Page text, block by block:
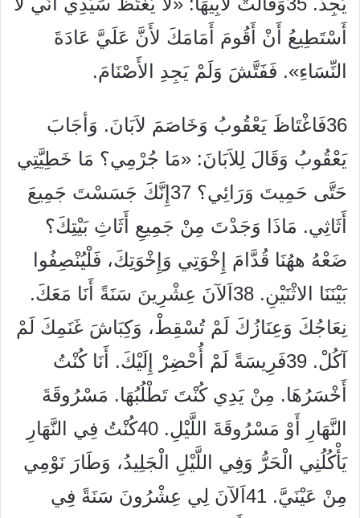
أَسْتَطِيعُ أَنْ أَقُومَ أَمَامَكَ لأَنَّ عَلَيَّ عَادَةَ
النِّسَاءِ». فَفَتَّشَ وَلَمْ يَجِدِ الأَصْنَامَ.
36فَاغْتَاظَ يَعْقُوبُ وَخَاصَمَ لاَبَانَ. وَأجَابَ
يَعْقُوبُ وَقَالَ لِلاَبَانَ: «مَا جُرْمِي؟ مَا خَطِيَّتِي
حَتَّى حَمِيتَ وَرَائِي؟ 37إِنَّكَ جَسَسْتَ جَمِيعَ
أَثَاثِي. مَاذَا وَجَدْتَ مِنْ جَمِيعِ أَثَاثِ بَيْتِكَ؟
ضَعْهُ ههُنَا قُدَّامَ إِخْوَتِي وَإِخْوَتِكَ، فَلْيُنْصِفُوا
بَيْنَنَا الاثْنَيْنِ. 38اَلآنَ عِشْرِينَ سَنَةً أَنَا مَعَكَ.
نِعَاجُكَ وَعِنَازُكَ لَمْ تُسْقِطْ، وَكِبَاشَ غَنَمِكَ لَمْ
آكُلْ. 39فَرِيسَةً لَمْ أُحْضِرْ إِلَيْكَ. أَنَا كُنْتُ
أَخْسَرُهَا. مِنْ يَدِي كُنْتَ تَطْلُبُهَا. مَسْرُوقَةَ
النَّهَارِ أَوْ مَسْرُوقَةَ اللَّيْلِ. 40كُنْتُ فِي النَّهَارِ
يَأْكُلُنِي الْحَرُّ وَفِي اللَّيْلِ الْجَلِيدُ، وَطَارَ نَوْمِي
مِنْ عَيْنَيَّ. 41اَلآنَ لِي عِشْرُونَ سَنَةً فِي